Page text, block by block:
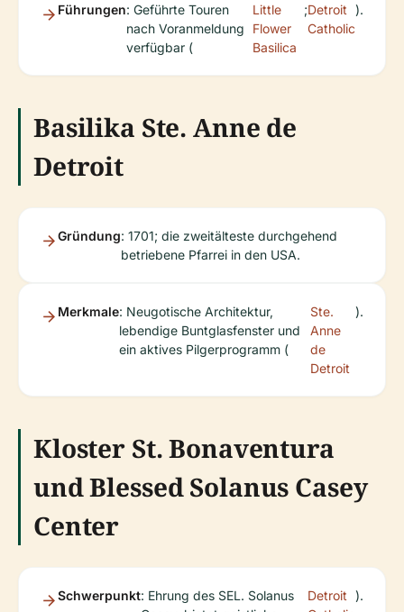
Führungen: Geführte Touren
nach Voranmeldung
verfügbar (
Little
Flower
Basilica
;Detroit
Catholic
).
Basilika Ste. Anne de
Detroit
Gründung: 1701; die zweitälteste durchgehend
betriebene Pfarrei in den USA.
Merkmale: Neugotische Architektur,
lebendige Buntglasfenster und
ein aktives Pilgerprogramm (
Ste.
Anne
de
Detroit
).
Kloster St. Bonaventura
und Blessed Solanus Casey
Center
Schwerpunkt: Ehrung des SEL. Solanus
Detroit ).